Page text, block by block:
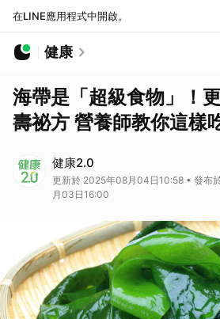
在LINE應用程式中開啟。
健康
海帶是「超級食物」！
壽祕方 營養師教你這樣
健康2.0
更新於 2025年08月04日10:58 • 發布
月03日16:00